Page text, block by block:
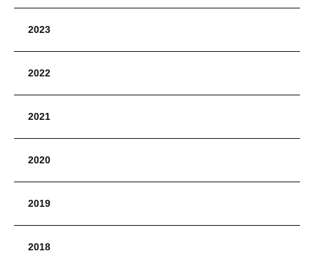
2023
2022
2021
2020
2019
2018